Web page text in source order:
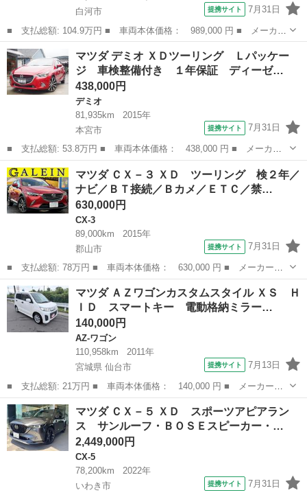
白河市
提携サイト 7月31日
■ 支払総額: 104.9万円 ■ 車両本体価格： 989,000 円 ■ メーカー
名： マツダ ■ 車種名： フレアワゴン ■ グレード名： ハイブ
リッドＸＧ ＥＴＣ 両側スライドドア ナビ クリアランスソナ
ー レーンア...
福島 その他
マツダ デミオ ＸＤツーリング Ｌパッケー
ジ 車検整備付き １年保証 ディーゼ…
438,000円
デミオ
81,935km
2015年
本宮市
提携サイト 7月31日
■ 支払総額: 53.8万円 ■ 車両本体価格： 438,000 円 ■ メーカー
名： マツダ ■ 車種名： デミオ ■ グレード名： ＸＤツーリン
グ Ｌパッケージ 車検整備付き １年保証 ディーゼル ナビ Ｔ
Ｖ バックカ...
福島 本宮市 デミオ
マツダ ＣＸ－３ ＸＤ ツーリング 検２年／
ナビ／ＢＴ接続／Ｂカメ／ＥＴＣ／禁…
630,000円
CX-3
89,000km
2015年
郡山市
提携サイト 7月31日
■ 支払総額: 78万円 ■ 車両本体価格： 630,000 円 ■ メーカー
名： マツダ ■ 車種名： ＣＸ－３ ■ グレード名： ＸＤ ツー
リング 検２年／ナビ／ＢＴ接続／Ｂカメ／ＥＴＣ／禁煙／関東入／
ＣＤ＆ＤＶＤ再生...
福島 郡山市 CX-3
マツダ ＡＺワゴンカスタムスタイル ＸＳ Ｈ
ＩＤ スマートキー 電動格納ミラー…
140,000円
AZ-ワゴン
110,958km
2011年
宮城県 仙台市
提携サイト 7月13日
■ 支払総額: 21万円 ■ 車両本体価格： 140,000 円 ■ メーカー
名： マツダ ■ 車種名： ＡＺワゴンカスタムスタイル ■ グレー
ド名： ＸＳ ＨＩＤ スマートキー 電動格納ミラー ベンチシー
ト ＣＶＴ 盗難...
宮城 仙台市 AZ-ワゴン
マツダ ＣＸ－５ ＸＤ スポーツアピアラン
ス サンルーフ・ＢＯＳＥスピーカー・…
2,449,000円
CX-5
78,200km
2022年
いわき市
提携サイト 7月31日